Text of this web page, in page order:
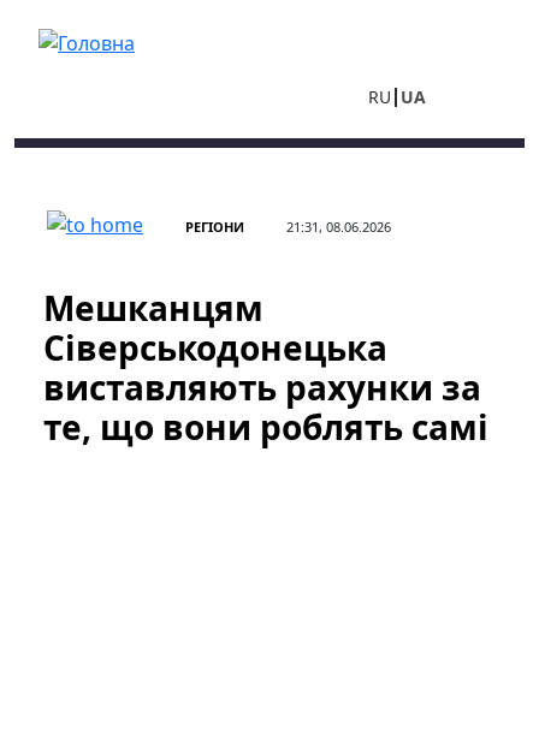
RU UA
РЕГІОНИ 21:31, 08.06.2026
Мешканцям
Сіверськодонецька
виставляють рахунки за
те, що вони роблять самі